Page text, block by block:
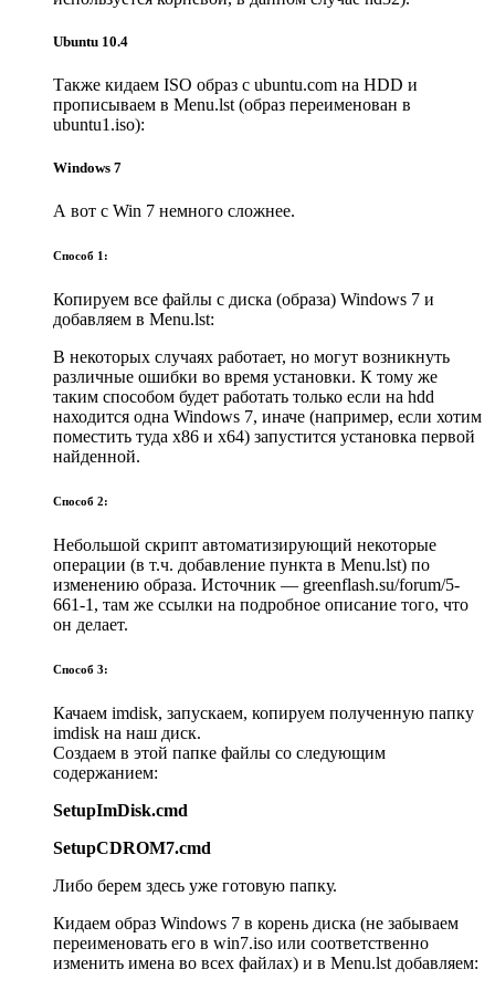
Ubuntu 10.4
Также кидаем ISO образ с ubuntu.com на HDD и
прописываем в Menu.lst (образ переименован в
ubuntu1.iso):
Windows 7
А вот с Win 7 немного сложнее.
Способ 1:
Копируем все файлы с диска (образа) Windows 7 и
добавляем в Menu.lst:
В некоторых случаях работает, но могут возникнуть
различные ошибки во время установки. К тому же
таким способом будет работать только если на hdd
находится одна Windows 7, иначе (например, если хотим
поместить туда х86 и х64) запустится установка первой
найденной.
Способ 2:
Небольшой скрипт автоматизирующий некоторые
операции (в т.ч. добавление пункта в Menu.lst) по
изменению образа. Источник — greenflash.su/forum/5-
661-1, там же ссылки на подробное описание того, что
он делает.
Способ 3:
Качаем imdisk, запускаем, копируем полученную папку
imdisk на наш диск.
Создаем в этой папке файлы со следующим
содержанием:
SetupImDisk.cmd
SetupCDROM7.cmd
Либо берем здесь уже готовую папку.
Кидаем образ Windows 7 в корень диска (не забываем
переименовать его в win7.iso или соответственно
изменить имена во всех файлах) и в Menu.lst добавляем: